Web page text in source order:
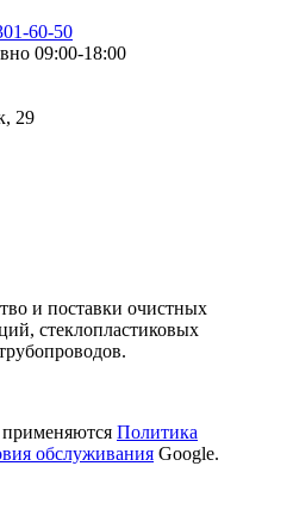
60-50
09:00-18:00
29
и поставки очистных
стеклопластиковых
Политика
обслуживания Google.